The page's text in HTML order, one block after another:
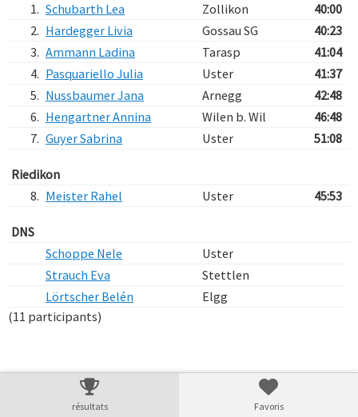
1. Schubarth Lea Zollikon
40:00
2. Hardegger Livia Gossau SG
40:23
3. Ammann Ladina Tarasp
41:04
4. Pasquariello Julia Uster
41:37
5. Nussbaumer Jana Arnegg
42:48
6. Hengartner Annina Wilen b. Wil
46:48
7. Guyer Sabrina Uster 51:08
Riedikon
8. Meister Rahel Uster 45:53
DNS
Schoppe Nele
Uster
Strauch Eva
Stettlen
Lörtscher Belén
Elgg
(11 participants)
résultats Favoris